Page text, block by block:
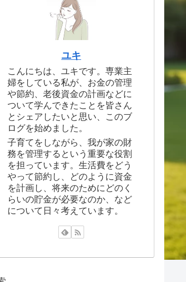
ユキ
こんにちは、ユキです。専業主
婦をしている私が、お金の管理
や節約、老後資金の計画などに
ついて学んできたことを皆さん
とシェアしたいと思い、このブ
ログを始めました。
子育てをしながら、我が家の財
務を管理するという重要な役割
を担っています。生活費をどう
やって節約し、どのように資金
を計画し、将来のためにどのく
らいの貯金が必要なのか、など
について日々考えています。